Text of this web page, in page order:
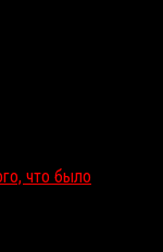
что было